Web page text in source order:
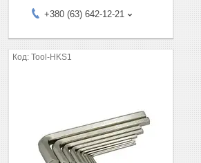
+380 (63) 642-12-21
Tool-HKS1